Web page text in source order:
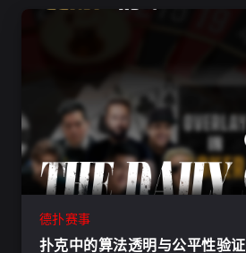
德扑赛事
扑克中的算法透明与公平性验证